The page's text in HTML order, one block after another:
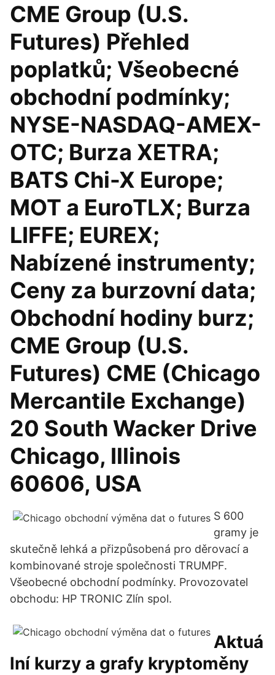
CME Group (U.S.
Futures) Přehled
poplatků; Všeobecné
obchodní podmínky;
NYSE-NASDAQ-AMEX-
OTC; Burza XETRA;
BATS Chi-X Europe;
MOT a EuroTLX; Burza
LIFFE; EUREX;
Nabízené instrumenty;
Ceny za burzovní data;
Obchodní hodiny burz;
CME Group (U.S.
Futures) CME (Chicago
Mercantile Exchange)
20 South Wacker Drive
Chicago, Illinois
60606, USA
S 600
gramy je
skutečně lehká a přizpůsobená pro děrovací a
kombinované stroje společnosti TRUMPF.
Všeobecné obchodní podmínky. Provozovatel
obchodu: HP TRONIC Zlín spol.
Aktuá
lní kurzy a grafy kryptoměny